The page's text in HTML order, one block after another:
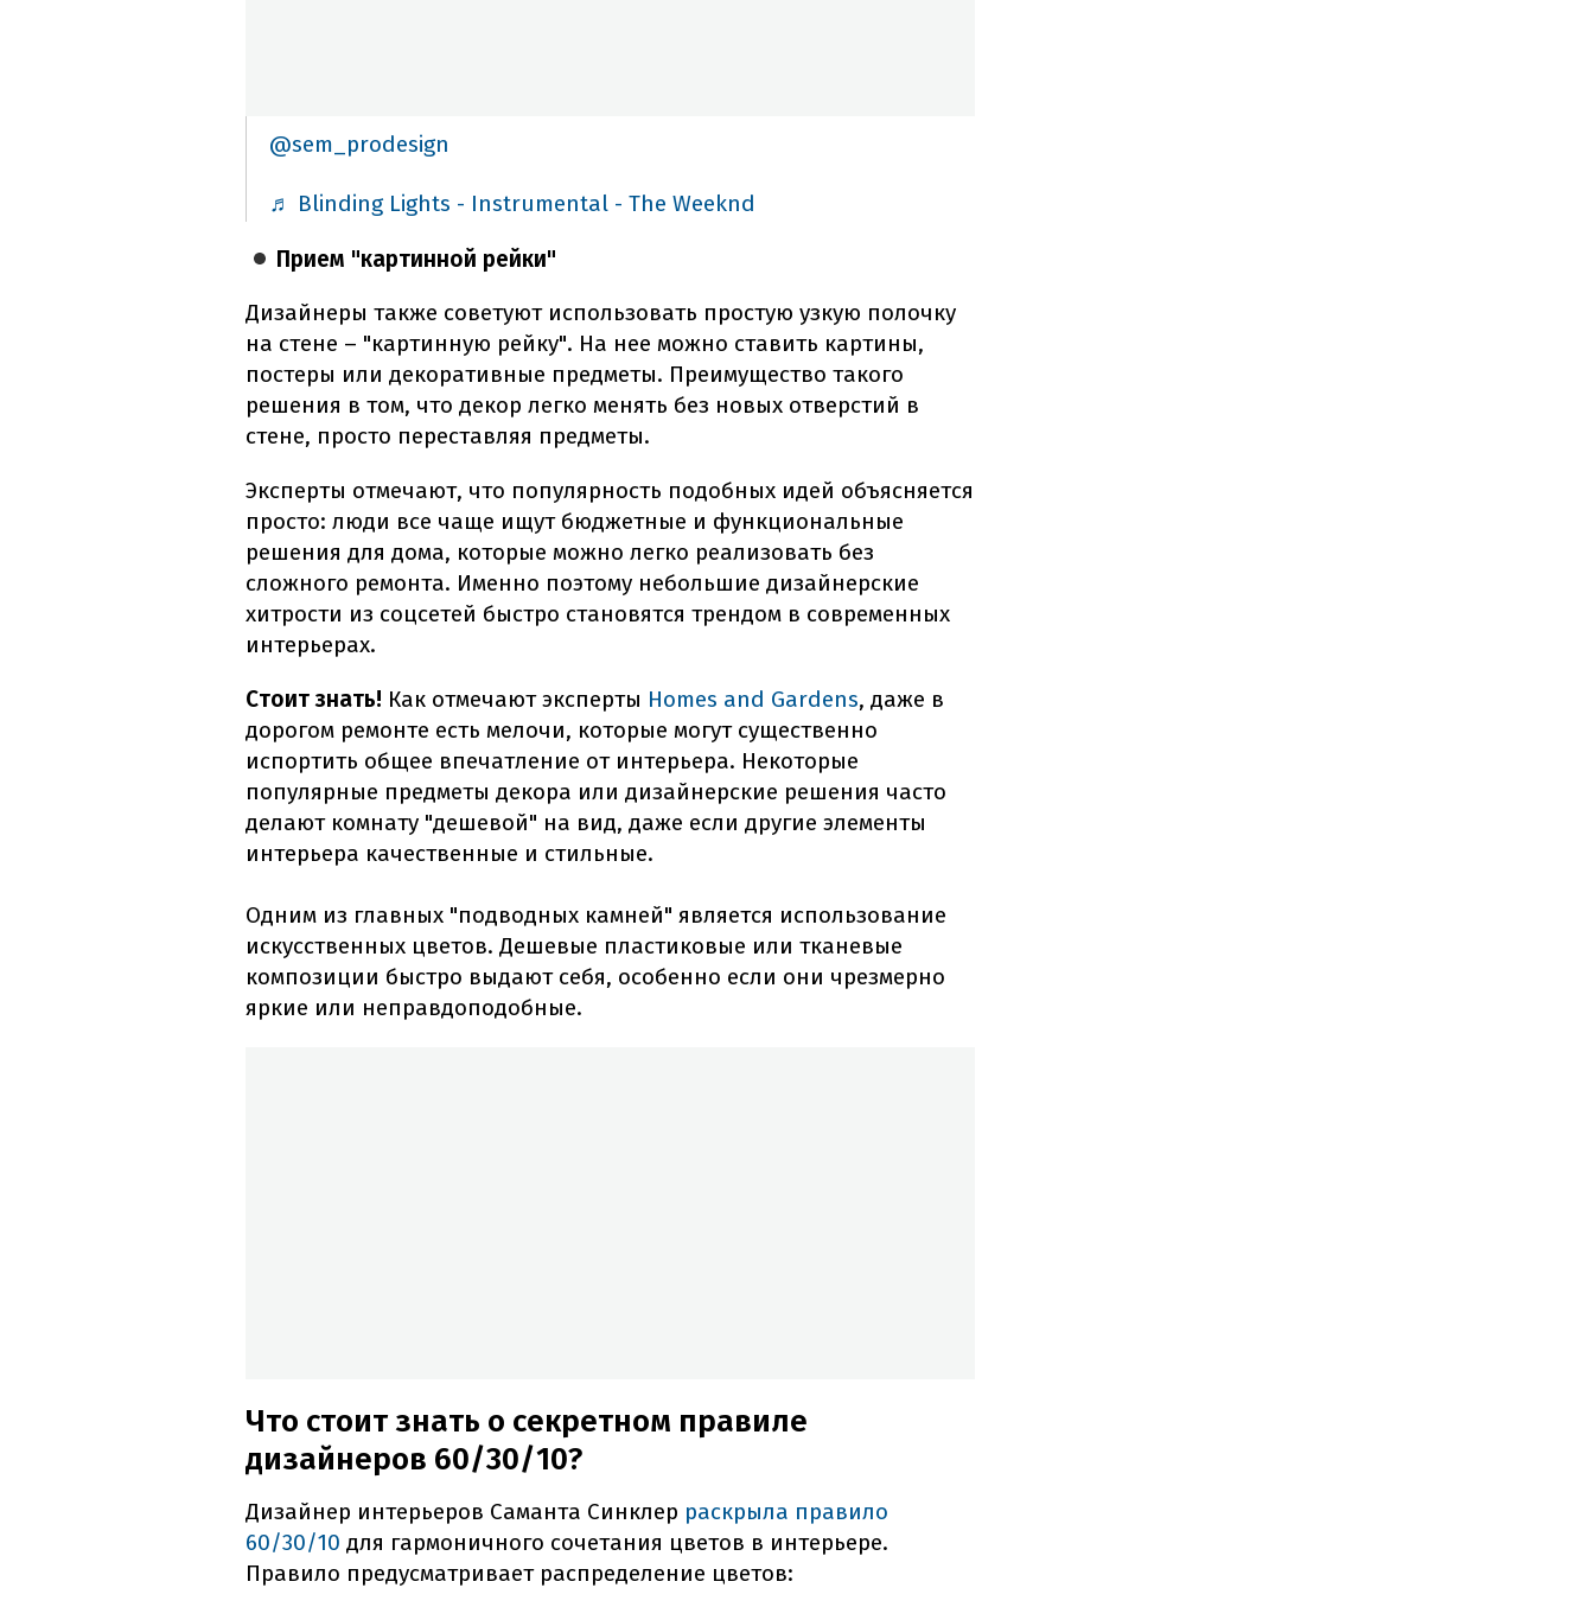
@sem_prodesign
♬ Blinding Lights - Instrumental - The Weeknd
Прием "картинной рейки"
Дизайнеры также советуют использовать простую узкую полочку
на стене – "картинную рейку". На нее можно ставить картины,
постеры или декоративные предметы. Преимущество такого
решения в том, что декор легко менять без новых отверстий в
стене, просто переставляя предметы.
Эксперты отмечают, что популярность подобных идей объясняется
просто: люди все чаще ищут бюджетные и функциональные
решения для дома, которые можно легко реализовать без
сложного ремонта. Именно поэтому небольшие дизайнерские
хитрости из соцсетей быстро становятся трендом в современных
интерьерах.
Стоит знать! Как отмечают эксперты Homes and Gardens, даже в
дорогом ремонте есть мелочи, которые могут существенно
испортить общее впечатление от интерьера. Некоторые
популярные предметы декора или дизайнерские решения часто
делают комнату "дешевой" на вид, даже если другие элементы
интерьера качественные и стильные.
Одним из главных "подводных камней" является использование
искусственных цветов. Дешевые пластиковые или тканевые
композиции быстро выдают себя, особенно если они чрезмерно
яркие или неправдоподобные.
Что стоит знать о секретном правиле
дизайнеров 60/30/10?
Дизайнер интерьеров Саманта Синклер раскрыла правило
60/30/10 для гармоничного сочетания цветов в интерьере.
Правило предусматривает распределение цветов: